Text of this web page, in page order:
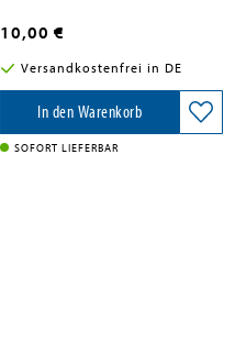
10,00 €
Versandkostenfrei in DE
In den Warenkorb
SOFORT LIEFERBAR